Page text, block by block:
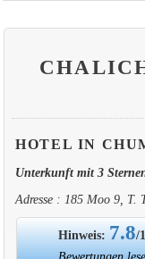
HOTEL IN
Unterkunft mit 3
Adresse : 185 Moo 9, T.
Hinweis: 7.8/
Bewertungen